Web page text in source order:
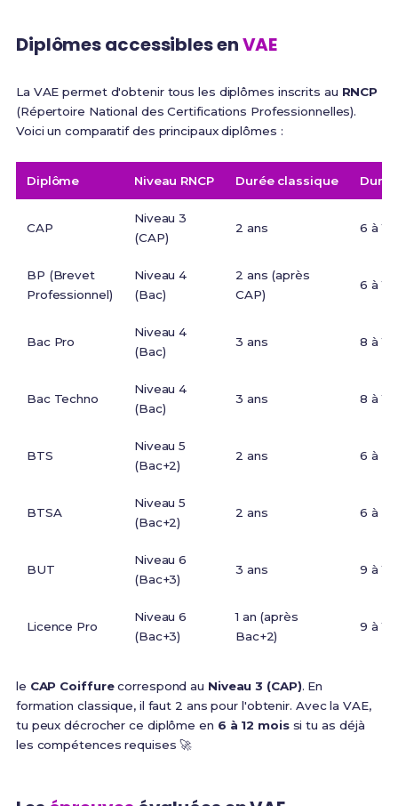
Diplômes accessibles enVAE
La VAE permet d'obtenir tous les diplômes inscrits au RNCP
(Répertoire National des Certifications Professionnelles).
Voici un comparatif des principaux diplômes :
Diplôme Niveau RNCP Durée classique
CAP
Niveau 3
(CAP)
2 ans 6 à 12
BP (Brevet
Professionnel)
Niveau 4
(Bac)
2 ans (après
CAP)
6 à 12
Bac Pro
Niveau 4
(Bac)
3 ans 8 à 12
Bac Techno
Niveau 4
(Bac)
3 ans 8 à 12
BTS
Niveau 5
(Bac+2)
2 ans 6 à 9
BTSA
Niveau 5
(Bac+2)
2 ans 6 à 9
BUT
Niveau 6
(Bac+3)
3 ans 9 à 12
Licence Pro
Niveau 6
(Bac+3)
1 an (après
Bac+2)
9 à 12
le CAP Coiffurecorrespond au Niveau 3 (CAP). En
formation classique, il faut 2 ans pour l'obtenir. Avec la VAE,
tu peux décrocher ce diplôme en 6 à 12 moissi tu as déjà
les compétences requises 🚀